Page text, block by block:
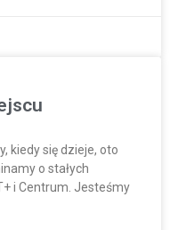
kiedy się dzieje, oto
o stałych
i Centrum. Jesteśmy